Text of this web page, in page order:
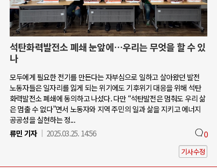
석탄화력발전소 폐쇄 눈앞에…우리는 무엇을 할 수 있
나
모두에게 필요한 전기를 만든다는 자부심으로 일하고 살아왔던 발전
노동자들은 일자리를 잃게 되는 위기에도 기후위기 대응을 위해 석탄
화력발전소 폐쇄에 동의하고 나섰다. 다만 “석탄발전은 멈춰도 우리 삶
은 멈출 수 없다”면서 노동자와 지역 주민의 일과 삶을 지키고 에너지
공공성을 실현하는 정...
류민 기자
2025.03.25. 14:56 0
기사수정